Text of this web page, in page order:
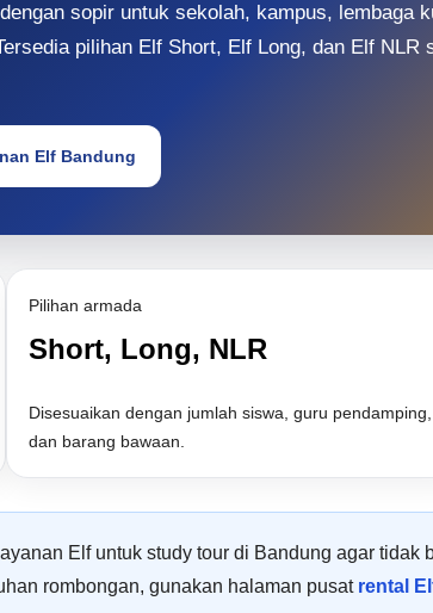
sopir untuk sekolah, kampus, lembaga
pilihan Elf Short, Elf Long, dan Elf NLR
Elf Bandung
Pilihan armada
Short, Long, NLR
Disesuaikan dengan jumlah siswa, guru pendamping,
dan barang bawaan.
Elf untuk study tour di Bandung agar
rombongan, gunakan halaman pusat rental